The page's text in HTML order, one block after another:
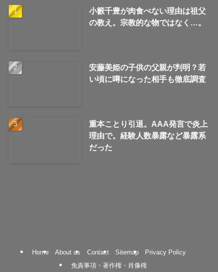
小籔千豊が肉食べない理由は祖父
の教え。宗教的な物ではなく…。
安藤美姫の子供の父親が判明？若
い頃に噂になった相手も徹底調査
重本ことり引退。AAA発言で炎上
理由で。経験人数暴露など暴露系
だった
Home About us Contact Sitemap
Privacy Policy
免責事項・著作権・肖像権